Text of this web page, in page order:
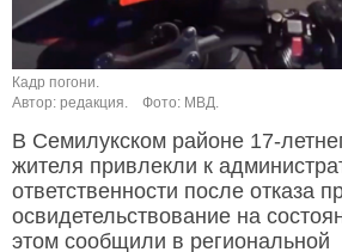
Кадр погони.
Автор: редакция.
Фото: МВД.
В Семилукском районе 17-
жителя привлекли к
ответственности после отказа
освидетельствование на
этом сообщили в региональной